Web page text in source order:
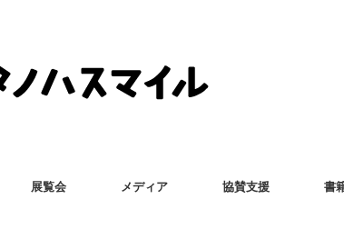
展覧会 メディア 協賛支援 書